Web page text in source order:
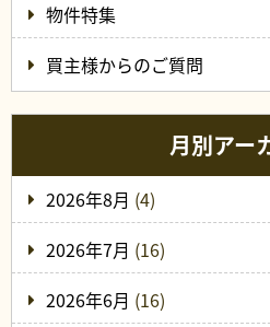
物件特集
買主様からのご質問
月別アー
2026年8月 (4)
2026年7月 (16)
2026年6月 (16)